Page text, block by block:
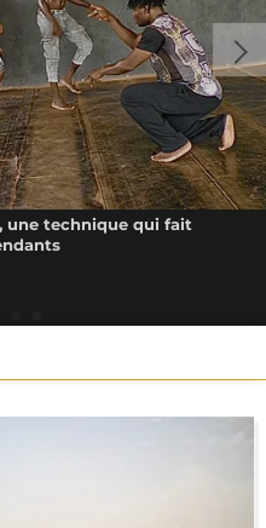
une technique qui fait